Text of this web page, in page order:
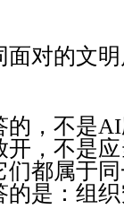
面对的文
的，不是
，不是
都属于
是：组